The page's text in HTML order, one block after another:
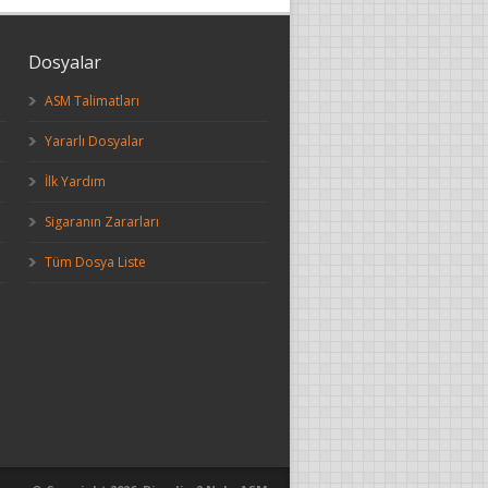
Dosyalar
ASM Talimatları
Yararlı Dosyalar
İlk Yardım
Sigaranın Zararları
Tüm Dosya Liste